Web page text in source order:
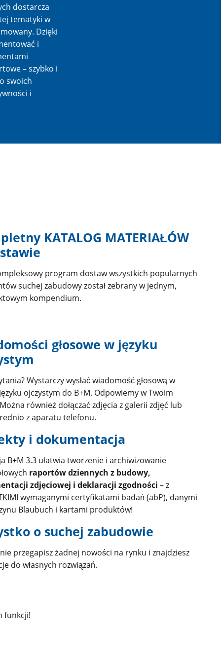
dostarcza
tematyki w
Dzięki
i
– szybko i
swoich
i
KATALOG MATERIAŁÓW
program dostaw wszystkich popularnych
suchej zabudowy został zebrany w jednym,
kompendium.
głosowe w języku
Wystarczy wysłać wiadomość głosową w
ojczystym do B+M. Odpowiemy w Twoim
również dołączać zdjęcia z galerii zdjęć lub
z aparatu telefonu.
i dokumentacja
B+M 3.3 ułatwia tworzenie i archiwizowanie
raportów dziennych z budowy,
zdjęciowej i deklaracji zgodności – z
wymaganymi certyfikatami badań (abP), danymi
Blaubuch i kartami produktów!
o suchej zabudowie
przegapisz żadnej nowości na rynku i znajdziesz
do własnych rozwiązań.
funkcji!